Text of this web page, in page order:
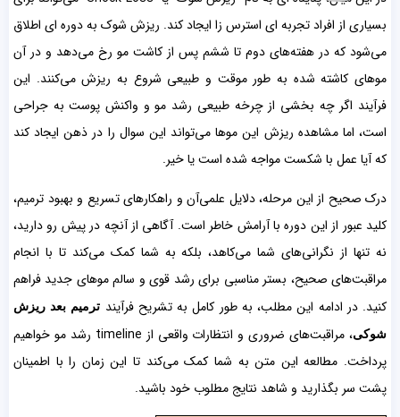
بسیاری از افراد تجربه ‌ای استرس ‌زا ایجاد کند. ریزش شوک به دوره ‌ای اطلاق
می‌‌شود که در هفته‌های دوم تا ششم پس از کاشت مو رخ می‌‌دهد و در آن
موهای کاشته شده به طور موقت و طبیعی شروع به ریزش می‌‌کنند. این
فرآیند اگر چه بخشی از چرخه طبیعی رشد مو و واکنش پوست به جراحی
است، اما مشاهده ریزش این موها می‌‌تواند این سوال را در ذهن ایجاد کند
که آیا عمل با شکست مواجه شده است یا خیر.
درک صحیح از این مرحله، دلایل علمی‌آن و راهکارهای تسریع و بهبود ترمیم،
کلید عبور از این دوره با آرامش خاطر است. آگاهی از آنچه در پیش رو دارید،
نه تنها از نگرانی‌های شما می‌‌کاهد، بلکه به شما کمک می‌‌کند تا با انجام
مراقبت‌های صحیح، بستر مناسبی برای رشد قوی و سالم موهای جدید فراهم
کنید. در ادامه این مطلب، به طور کامل به تشریح فرآیند ترمیم بعد ریزش
شوکی
، مراقبت‌های ضروری و انتظارات واقعی از timeline رشد مو خواهیم
پرداخت. مطالعه این متن به شما کمک می‌کند تا این زمان را با اطمینان
پشت سر بگذارید و شاهد نتایج مطلوب خود باشید.